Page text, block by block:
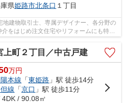
県姫路市北条口 １丁目
地建物取引士、専属デザイナー、各分野の
をはじめ注文住宅やリフォームにも特化
上町２丁目／中古戸建
万円
本線 「東姫路 」駅 徒歩14分
線 「京口 」駅 徒歩11分
4DK / 90.08㎡